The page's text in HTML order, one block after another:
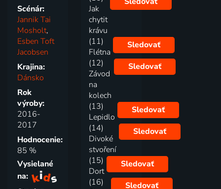
Scénár:
Jannik Tai
Mosholt,
Esben Toft
Jacobsen
Krajina:
Dánsko
Rok
výroby:
2016-
2017
Hodnocenie:
85 %
Vysielané
na:
Jak
chytit
krávu
(11)
Flétna
Sledovať
(12)
Závod
na
kolech
Sledovať
(13)
Lepidlo
Sledovať
(14)
Divoké
stvoření
Sledovať
(15)
Dort
Sledovať
(16)
Sledovať